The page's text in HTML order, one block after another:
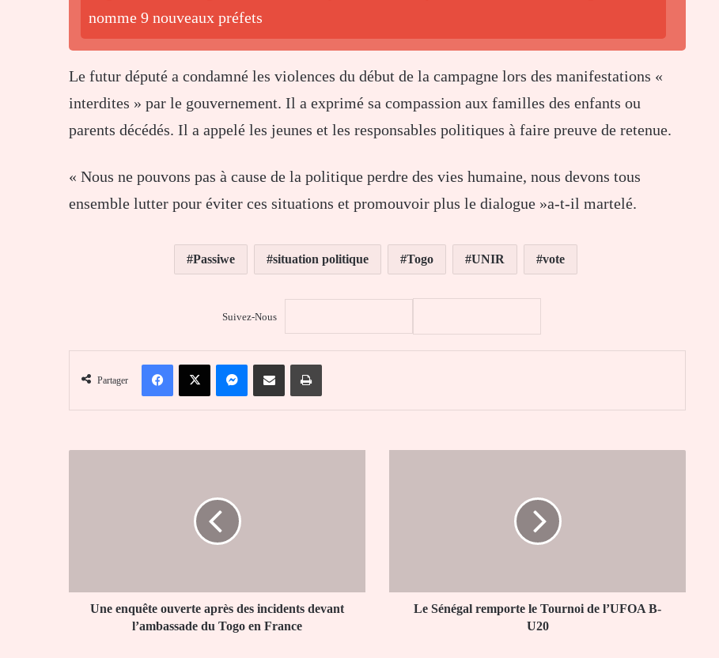
nomme 9 nouveaux préfets
Le futur député a condamné les violences du début de la campagne lors des manifestations «
interdites » par le gouvernement. Il a exprimé sa compassion aux familles des enfants ou
parents décédés. Il a appelé les jeunes et les responsables politiques à faire preuve de retenue.
« Nous ne pouvons pas à cause de la politique perdre des vies humaine, nous devons tous
ensemble lutter pour éviter ces situations et promouvoir plus le dialogue »a-t-il martelé.
Passiwe situation politique Togo UNIR vote
Suivez-Nous
Partager
FacebookX MessengerPartager par email Imprimer
du
Une enquête ouverte après des incidents devant
l’ambassade du Togo en France
U20
Le Sénégal remporte le Tournoi de l’UFOA B-
U20